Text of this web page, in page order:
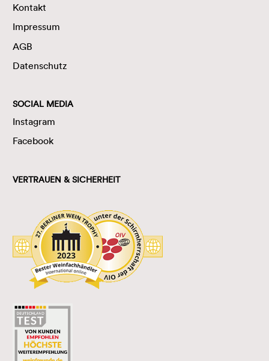
Kontakt
Impressum
AGB
Datenschutz
SOCIAL MEDIA
Instagram
Facebook
VERTRAUEN & SICHERHEIT